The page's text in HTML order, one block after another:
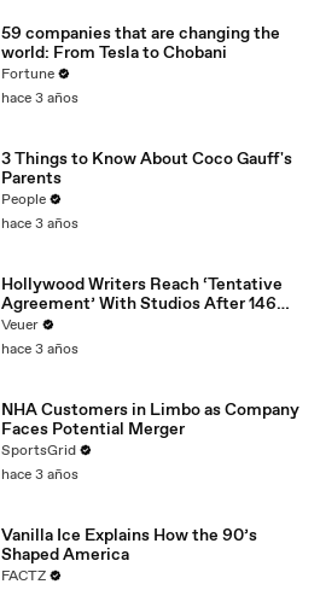
59 companies that are changing the
world: From Tesla to Chobani
Fortune
hace 3 años
3 Things to Know About Coco Gauff's
Parents
People
hace 3 años
Hollywood Writers Reach ‘Tentative
Agreement’ With Studios After 146
Day Strike
Veuer
hace 3 años
NHA Customers in Limbo as Company
Faces Potential Merger
SportsGrid
hace 3 años
Vanilla Ice Explains How the 90’s
Shaped America
FACTZ